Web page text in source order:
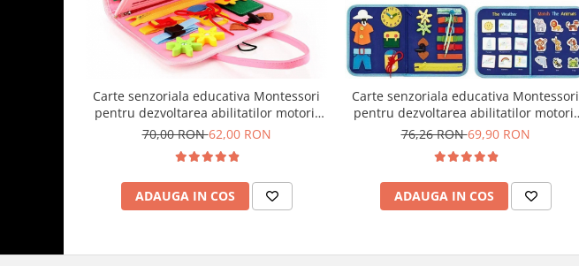
Carte senzoriala educativa Montessori
pentru dezvoltarea abilitatilor motorii
model sirene/litere roz
70,00 RON62,00 RON
ADAUGA IN COS
Carte senzoriala educativa Montessori
pentru dezvoltarea abilitatilor motorii
model dinozauri albastru 8 pagini
76,26 RON69,90 RON
ADAUGA IN COS